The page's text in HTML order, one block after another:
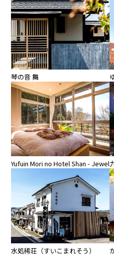
琴の音 舞
Yufuin Mori no Hotel Shan - Jewel
水処稀荘（すいこまれそう）